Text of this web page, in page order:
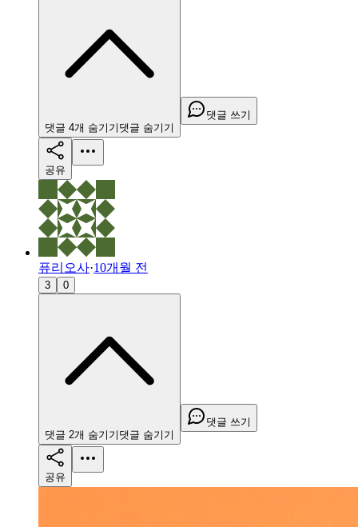
댓글 4개 숨기기 댓글 숨기기
댓글 쓰기
공유
퓨리오사·10개월 전
3 0
댓글 2개 숨기기 댓글 숨기기
댓글 쓰기
공유